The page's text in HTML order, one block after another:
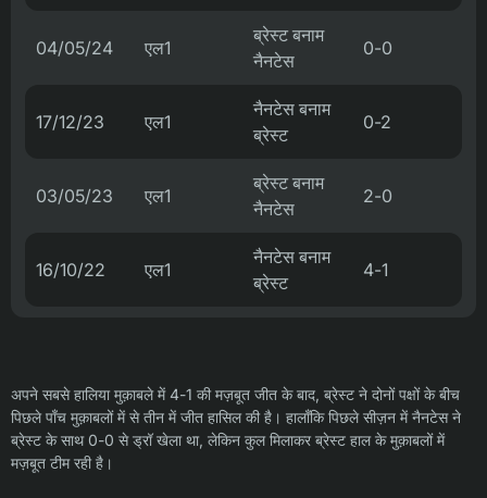
04/05/24 एल1
ब्रेस्ट बनाम
नैनटेस
0-0
17/12/23 एल1
नैनटेस बनाम
ब्रेस्ट
0-2
03/05/23 एल1
ब्रेस्ट बनाम
नैनटेस
2-0
16/10/22 एल1
नैनटेस बनाम
ब्रेस्ट
4-1
अपने सबसे हालिया मुक़ाबले में 4-1 की मज़बूत जीत के बाद, ब्रेस्ट ने दोनों पक्षों के बीच
पिछले पाँच मुक़ाबलों में से तीन में जीत हासिल की है। हालाँकि पिछले सीज़न में नैनटेस ने
ब्रेस्ट के साथ 0-0 से ड्रॉ खेला था, लेकिन कुल मिलाकर ब्रेस्ट हाल के मुक़ाबलों में
मज़बूत टीम रही है।